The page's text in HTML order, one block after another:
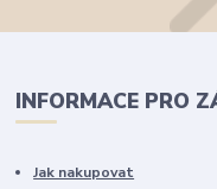
INFORMACE PRO
Jak nakupovat